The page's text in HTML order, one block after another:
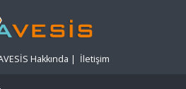
Hakkında | İletişim